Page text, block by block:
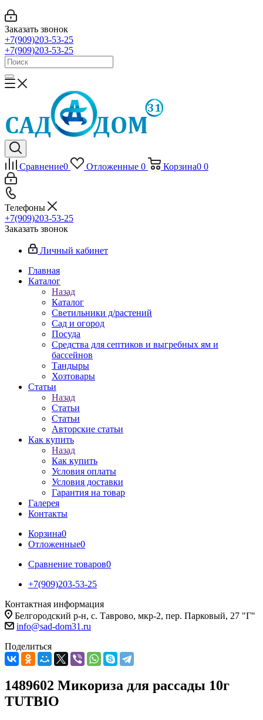
Заказать звонок
+7(909)203-53-25
+7(909)203-53-25
Сравнение0 Отложенные 0 Корзина0 0
Телефоны
+7(909)203-53-25
Заказать звонок
Личный кабинет
Главная
Каталог
Назад
Каталог
Светильники д/растений
Сад и огород
Посуда
Средства для септиков и выгребных ям и
бассейнов
Тандыры
Хозтовары
Статьи
Назад
Статьи
Статьи
Авторские статьи
Как купить
Назад
Как купить
Условия оплаты
Условия доставки
Гарантия на товар
Галерея
Контакты
Корзина0
Отложенные0
Сравнение товаров0
+7(909)203-53-25
Контактная информация
Белгородский р-н, с. Таврово, мкр-2, пер. Парковый, 27 "Г"
info@sad-dom31.ru
Поделиться
1489602 Микориза для рассады 10г
TUTBIO